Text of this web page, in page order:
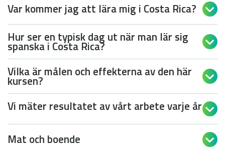
Var kommer jag att lära mig i Costa Rica? 
Hur ser en typisk dag ut när man lär sig
spanska i Costa Rica? 
Vilka är målen och effekterna av den här
kursen? 
Vi mäter resultatet av vårt arbete varje år 
Mat och boende 